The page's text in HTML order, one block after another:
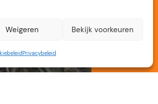
Weigeren Bekijk voorkeuren
Privacybeleid